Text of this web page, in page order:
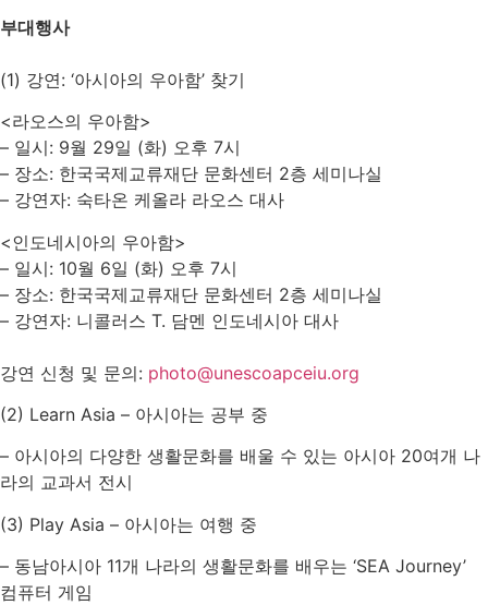
부대행사
(1) 강연: ‘아시아의 우아함’ 찾기
<라오스의 우아함>
– 일시: 9월 29일 (화) 오후 7시
– 장소: 한국국제교류재단 문화센터 2층 세미나실
– 강연자: 숙타온 케올라 라오스 대사
<인도네시아의 우아함>
– 일시: 10월 6일 (화) 오후 7시
– 장소: 한국국제교류재단 문화센터 2층 세미나실
– 강연자: 니콜러스 T. 담멘 인도네시아 대사
강연 신청 및 문의: photo@unescoapceiu.org
(2) Learn Asia – 아시아는 공부 중
– 아시아의 다양한 생활문화를 배울 수 있는 아시아 20여개 나
라의 교과서 전시
(3) Play Asia – 아시아는 여행 중
– 동남아시아 11개 나라의 생활문화를 배우는 ‘SEA Journey’
컴퓨터 게임